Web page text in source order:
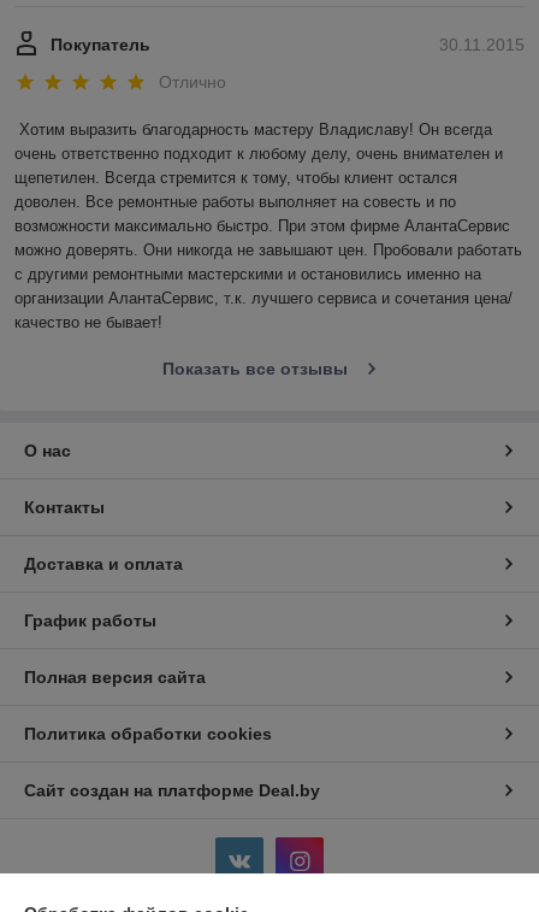
30.11.2015
Покупатель
Отлично
Хотим выразить благодарность мастеру Владиславу! Он всегда
очень ответственно подходит к любому делу, очень внимателен и
щепетилен. Всегда стремится к тому, чтобы клиент остался
доволен. Все ремонтные работы выполняет на совесть и по
возможности максимально быстро. При этом фирме АлантаСервис
можно доверять. Они никогда не завышают цен. Пробовали работать
с другими ремонтными мастерскими и остановились именно на
организации АлантаСервис, т.к. лучшего сервиса и сочетания цена/
качество не бывает!
Показать все отзывы
О нас
Контакты
Доставка и оплата
График работы
Полная версия сайта
Политика обработки cookies
Сайт создан на платформе Deal.by